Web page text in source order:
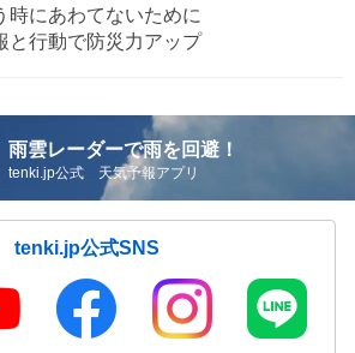
時にあわてないために
と行動で防災力アップ
雨雲レーダーで雨を回避！
tenki.jp公式 天気予報アプリ
tenki.jp公式SNS